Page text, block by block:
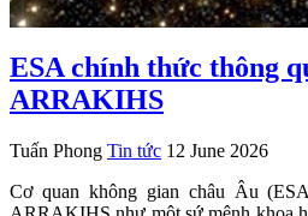
ESA chính thức thông
ARRAKIHS
Tuấn Phong Tin tức 12 June 2026
Cơ quan không gian châu Âu